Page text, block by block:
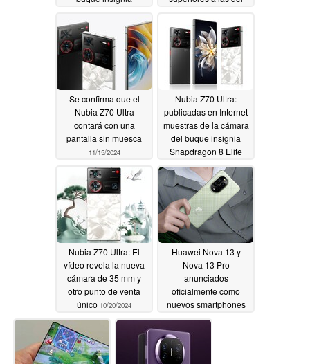
11/18/2024
Galaxy S2511/18/2024
Se confirma que el
Nubia Z70 Ultra
contará con una
pantalla sin muesca
11/15/2024
Nubia Z70 Ultra:
publicadas en Internet
muestras de la cámara
del buque insignia
Snapdragon 8 Elite
11/04/2024
Nubia Z70 Ultra: El
vídeo revela la nueva
cámara de 35 mm y
otro punto de venta
único 10/20/2024
Huawei Nova 13 y
Nova 13 Pro
anunciados
oficialmente como
nuevos smartphones
de gama media